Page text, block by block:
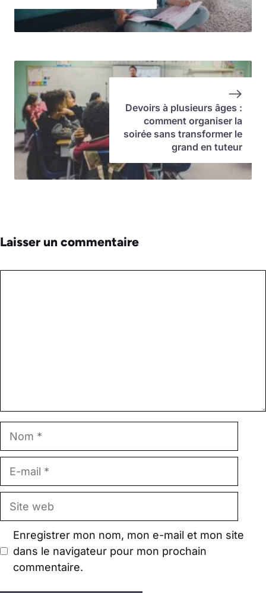
Devoirs à plusieurs âges :
comment organiser la
soirée sans transformer le
grand en tuteur
Laisser un commentaire
Nom
E-
Site
Enregistrer mon nom, mon e-mail et mon site
dans le navigateur pour mon prochain
commentaire.